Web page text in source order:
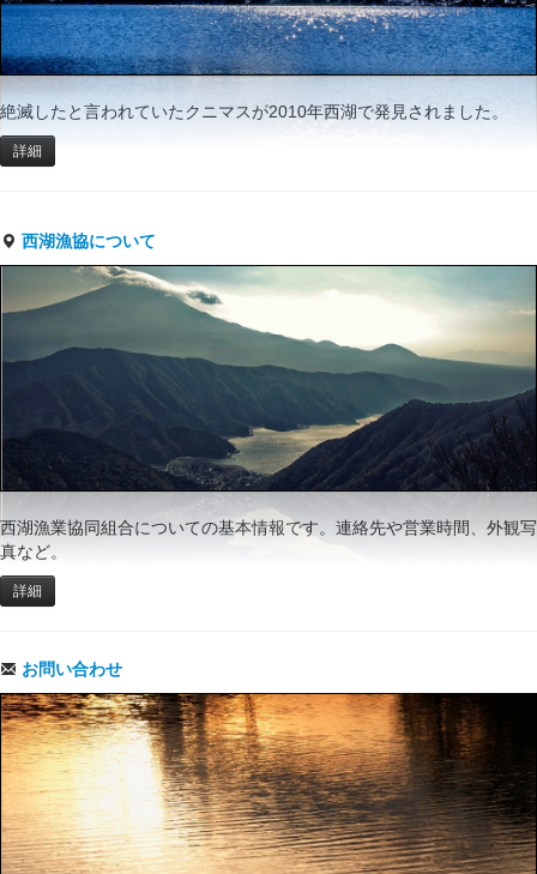
絶滅したと言われていたクニマスが2010年西湖で発見されました。
詳細
西湖漁協について
西湖漁業協同組合についての基本情報です。連絡先や営業時間、外観写
真など。
詳細
お問い合わせ